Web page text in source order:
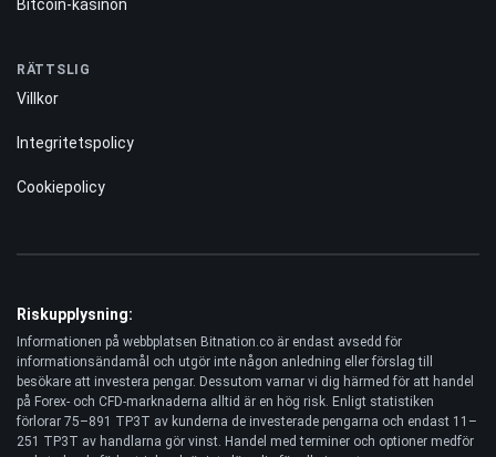
Handelsrobotar
Kryptobörser
Bästa krypto att köpa
Bitcoin-kasinon
RÄTTSLIG
Integritetspolicy
Cookiepolicy